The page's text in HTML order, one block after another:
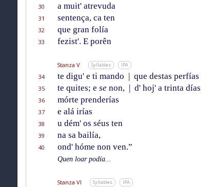
30
a muit' atrevuda
31
sentença, ca ten
32
que gran folía
33
fezist'. E porên
Stanza V Syllables IPA
34 te digu' e ti mando | que destas perfías
35
te quites; e senon, | d' hoj' a trinta días
36
mórte prenderías
37
e alá irías
38
u dém' os séus ten
39
na sa bailía,
40
ond' hóme non ven.”
Quen loar podía...
Stanza VI Syllables IPA